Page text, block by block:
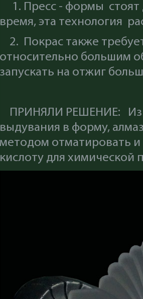
1. Пресс - формы стоят
время, эта технология
2. Покрас также
относительно большим
запускать на отжиг
ПРИНЯЛИ РЕШЕНИЕ:
выдувания в форму,
методом отматировать
кислоту для химической